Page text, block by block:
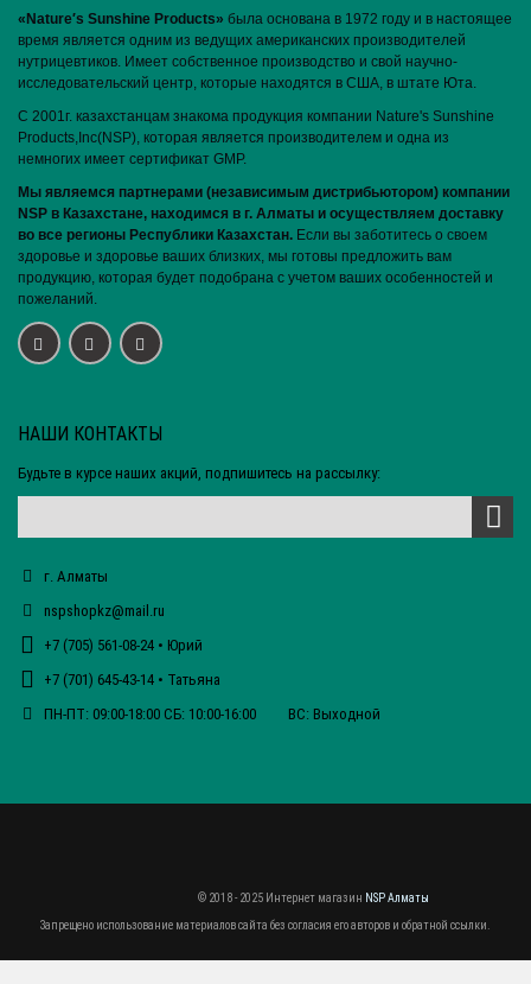
«Nature′s Sunshine Products» была основана в 1972 году и в настоящее
время является одним из ведущих американских производителей
нутрицевтиков. Имеет собственное производство и свой научно-
исследовательский центр, которые находятся в США, в штате Юта.
С 2001г. казахстанцам знакома продукция компании Nature's Sunshine
Products,Inc(NSP), которая является производителем и одна из
немногих имеет сертификат GMP.
Мы являемся партнерами (независимым дистрибьютором) компании
NSP в Казахстане, находимся в г. Алматы и осуществляем доставку
во все регионы Республики Казахстан. Если вы заботитесь о своем
здоровье и здоровье ваших близких, мы готовы предложить вам
продукцию, которая будет подобрана с учетом ваших особенностей и
пожеланий.
НАШИ КОНТАКТЫ
Будьте в курсе наших акций, подпишитесь на рассылку:
г. Алматы
nspshopkz@mail.ru
+7 (705) 561-08-24 • Юрий
+7 (701) 645-43-14 • Татьяна
ПН-ПТ: 09:00-18:00 СБ: 10:00-16:00 ВС: Выходной
© 2018 - 2025 Интернет магазин NSP Алматы
Запрещено использование материалов сайта без согласия его авторов и обратной ссылки.